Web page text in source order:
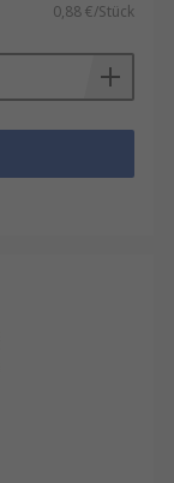
0,88 €/Stück